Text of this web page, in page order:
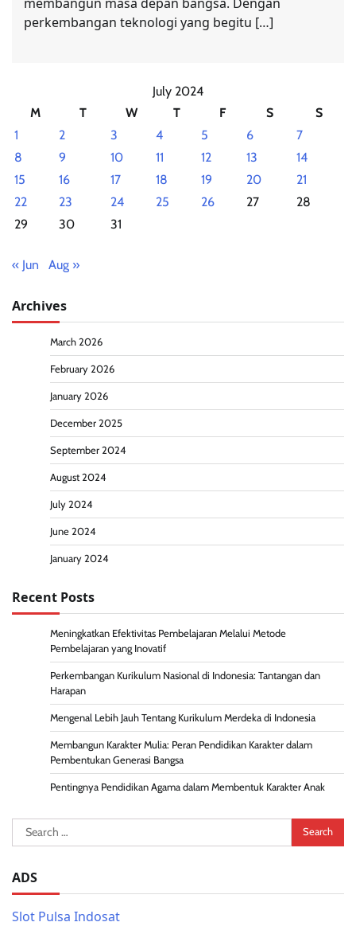
perkembangan teknologi yang begitu […]
July 2024
M
T W T F S
S
1
2 3 4 5 6
7
8
9 10 11 12 13
14
15
16 17 18 19 20
21
22
23 24 25 26 27
28
29
30 31
« Jun Aug »
Archives
March 2026
February 2026
January 2026
December 2025
September 2024
August 2024
July 2024
June 2024
January 2024
Recent Posts
Meningkatkan Efektivitas Pembelajaran Melalui Metode
Pembelajaran yang Inovatif
Perkembangan Kurikulum Nasional di Indonesia: Tantangan dan
Harapan
Mengenal Lebih Jauh Tentang Kurikulum Merdeka di Indonesia
Membangun Karakter Mulia: Peran Pendidikan Karakter dalam
Pembentukan Generasi Bangsa
Pentingnya Pendidikan Agama dalam Membentuk Karakter Anak
Search
for:
ADS
Slot Pulsa Indosat